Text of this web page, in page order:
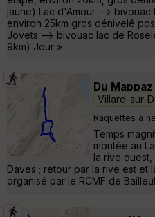
jaune) Lac d'Amour --> bivouac
environ 25km gros dénivelé
Jovets --> bivouac lac de
9km) Jour »
Du
Villard-sur-
Raquettes à
Temps
montée au
la rive
Daves ; retour par la rive est et
organisé par le RCMF de